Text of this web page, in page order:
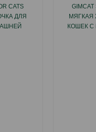
CATS
ДЛЯ
GIMCAT
МЯГКАЯ
КОШЕК